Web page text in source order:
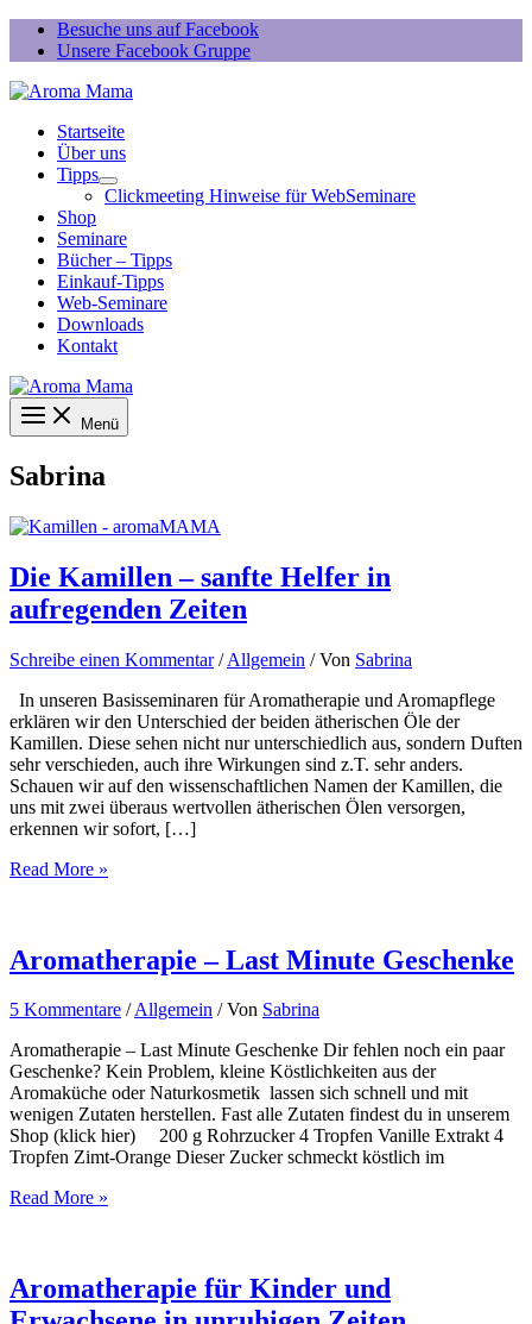
Zum
Inhalt
Besuche uns auf Facebook
Unsere Facebook Gruppe
Startseite
Über uns
Tipps
Clickmeeting Hinweise für WebSeminare
Shop
Seminare
Bücher – Tipps
Einkauf-Tipps
Web-Seminare
Downloads
Kontakt
Menü
Sabrina
Die Kamillen – sanfte Helfer in
aufregenden Zeiten
Schreibe einen Kommentar /Allgemein / Von Sabrina
In unseren Basisseminaren für Aromatherapie und Aromapflege
erklären wir den Unterschied der beiden ätherischen Öle der
Kamillen. Diese sehen nicht nur unterschiedlich aus, sondern Duften
sehr verschieden, auch ihre Wirkungen sind z.T. sehr anders.
Schauen wir auf den wissenschaftlichen Namen der Kamillen, die
uns mit zwei überaus wertvollen ätherischen Ölen versorgen,
erkennen wir sofort, […]
Die
Helfer
in
Zeiten
Read More »
Aromatherapie – Last Minute Geschenke
5 Kommentare /Allgemein / Von Sabrina
Aromatherapie – Last Minute Geschenke Dir fehlen noch ein paar
Geschenke? Kein Problem, kleine Köstlichkeiten aus der
Aromaküche oder Naturkosmetik lassen sich schnell und mit
wenigen Zutaten herstellen. Fast alle Zutaten findest du in unserem
Shop (klick hier) 200 g Rohrzucker 4 Tropfen Vanille Extrakt 4
Tropfen Zimt-Orange Dieser Zucker schmeckt köstlich im
Aromatherapie
Geschenke
Read More »
Aromatherapie für Kinder und